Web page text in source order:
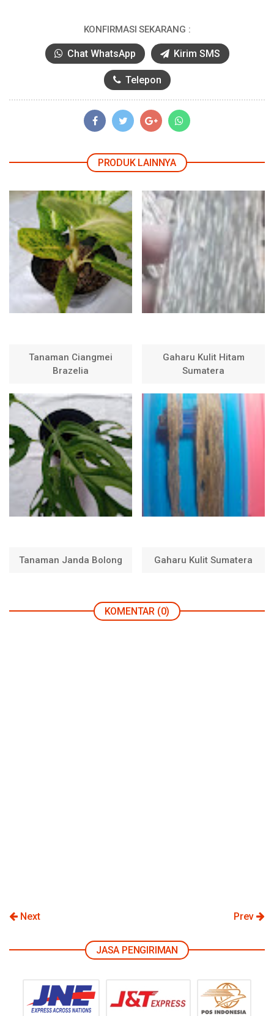
KONFIRMASI SEKARANG :
Chat WhatsApp Kirim SMS
Telepon
Tanaman Ciangmei
Brazelia
Gaharu Kulit Hitam
Sumatera
Tanaman Janda Bolong Gaharu Kulit Sumatera
KOMENTAR (0)
Next Prev
JASA PENGIRIMAN